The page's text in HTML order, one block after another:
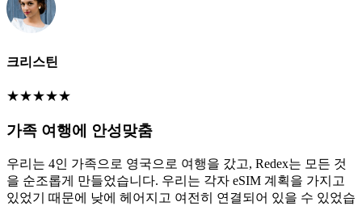
크리스틴
★★★★★
가족 여행에 안성맞춤
우리는 4인 가족으로 영국으로 여행을 갔고, Redex는 모든 것
을 순조롭게 만들었습니다. 우리는 각자 eSIM 계획을 가지고
있었기 때문에 낮에 헤어지고 여전히 연결되어 있을 수 있었습